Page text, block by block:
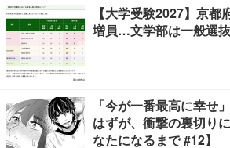
【大学受験2027】京
増員…文学部は一般選
「今が一番最高に幸せ
はずが、衝撃の裏切り
なたになるまで #12】